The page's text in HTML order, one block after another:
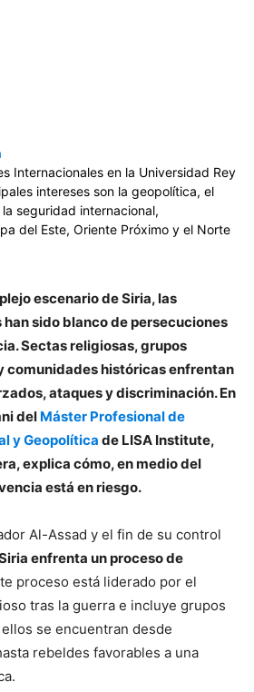
Internacionales en la Universidad Rey
intereses son la geopolítica, el
seguridad internacional,
del Este, Oriente Próximo y el Norte
escenario de Siria, las
han sido blanco de persecuciones
Sectas religiosas, grupos
comunidades históricas enfrentan
ataques y discriminación.En
del Máster Profesional de
y Geopolítica de LISA Institute,
explica cómo, en medio del
está en riesgo.
Al-Assad y el fin de su control
enfrenta un proceso de
proceso está liderado por el
tras la guerra e incluye grupos
se encuentran desde
rebeldes favorables a una